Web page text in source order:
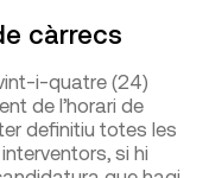
càrrecs
i-quatre (24)
de l’horari de
definitiu totes les
si hi